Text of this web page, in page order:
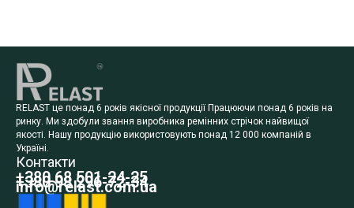
RELAST це понад 6 років якісної продукції Працюючи понад 6 років на
ринку. Ми здобули звання виробника ремінних стрічок найвищої
якості. Нашу продукцію використовують понад 12 000 компаній в
Україні.
Контакти
+380 68 501-24-25
+380 98 296-72-34
info@relast.com.ua